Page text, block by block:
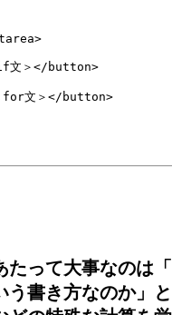
＞</button>
文＞</button>
たって大事なの
う書き方なのか」